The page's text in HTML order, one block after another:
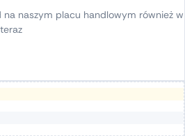
na naszym placu handlowym również w